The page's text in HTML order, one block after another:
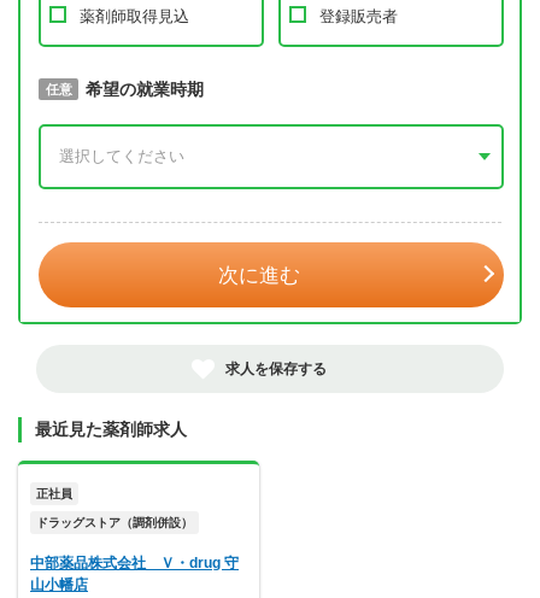
薬剤師取得見込 登録販売者
必須 取得予定年
任意 希望の就業時期
次に進む
求人を保存する
最近見た薬剤師求人
正社員
ドラッグストア（調剤併設）
中部薬品株式会社 Ｖ・drug 守
山小幡店